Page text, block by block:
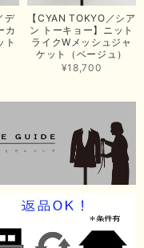
も丁寧。又、お世話になり
た。
とうございました。
りでございます。 ブラ
ザーシャツ（イエロー）
す
デ
カ
ト
【CYAN TOKYO／シア
ン トーキョー】ニット
ライクWメッシュジャ
ケット（ベージュ）
¥18,700